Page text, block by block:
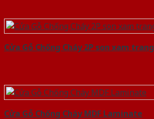
Cửa Gỗ Chống Cháy 2P son xam trang
Cửa Gỗ Chống Cháy MDF Laminate